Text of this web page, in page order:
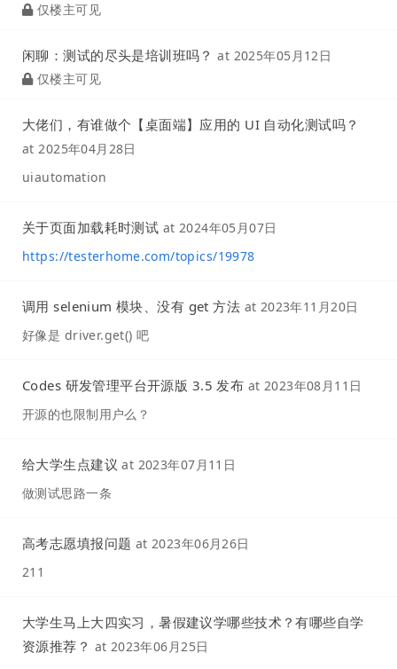
仅楼主可见
闲聊：测试的尽头是培训班吗？ at 2025年05月12日
仅楼主可见
大佬们，有谁做个【桌面端】应用的 UI 自动化测试吗？
at2025年04月28日
uiautomation
关于页面加载耗时测试 at 2024年05月07日
https://testerhome.com/topics/19978
调用 selenium 模块、没有 get 方法 at 2023年11月20日
好像是 driver.get() 吧
Codes 研发管理平台开源版 3.5 发布 at 2023年08月11日
开源的也限制用户么？
给大学生点建议 at 2023年07月11日
做测试思路一条
高考志愿填报问题 at2023年06月26日
211
大学生马上大四实习，暑假建议学哪些技术？有哪些自学
资源推荐？ at 2023年06月25日